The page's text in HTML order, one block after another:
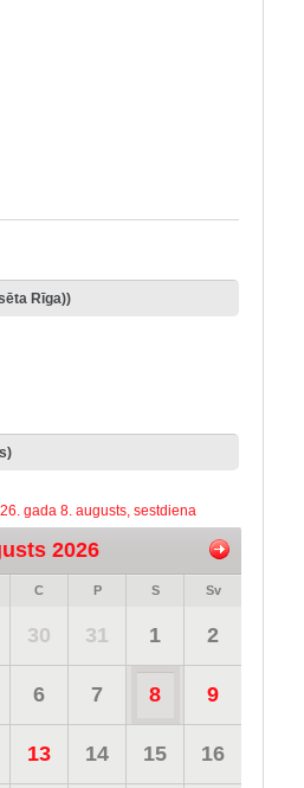
gada 8. augusts, sestdiena
2026
C P S Sv
30 31 1 2
6 7 8 9
13 14 15 16